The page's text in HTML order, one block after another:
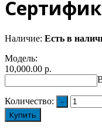
Наличие: Есть в
Модель:
10,000.00 р.
Количество:
Купить